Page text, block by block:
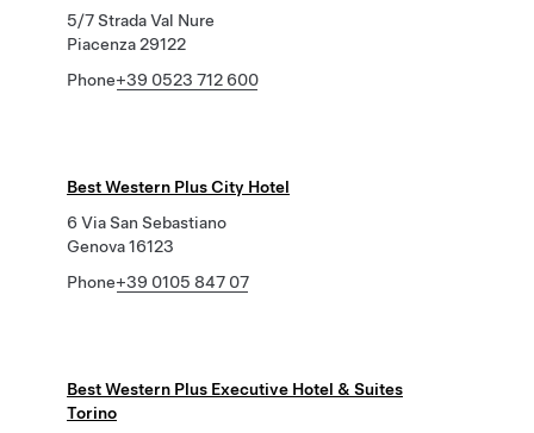
5/7 Strada Val Nure
Piacenza 29122
Phone+39 0523 712 600
Best Western Plus City Hotel
6 Via San Sebastiano
Genova 16123
Phone+39 0105 847 07
Best Western Plus Executive Hotel & Suites
Torino